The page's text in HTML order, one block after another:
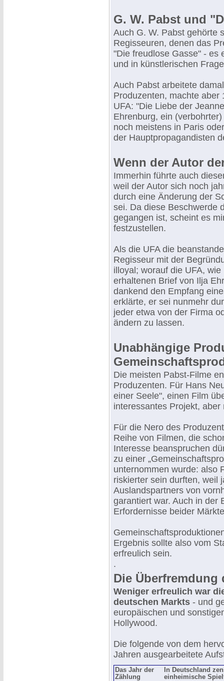
G. W. Pabst und
Auch G. W. Pabst gehörte
Regisseuren, denen das
"Die freudlose Gasse" - es
und in künstlerischen
Auch Pabst arbeitete
Produzenten, machte
UFA: "Die Liebe der
Ehrenburg, ein
noch meistens in Paris
der Hauptpropagandisten
Wenn der Autor
Immerhin führte auch
weil der Autor sich noch
durch eine Änderung der
sei. Da diese Beschwerde
gegangen ist, scheint es
festzustellen.
Als die UFA die
Regisseur mit der
illoyal; worauf die UFA,
erhaltenen Brief von Ilja
dankend den Empfang
erklärte, er sei nunmehr
jeder etwa von der Firma
ändern zu lassen.
Unabhängige
Die meisten Pabst-Filme
Produzenten. Für Hans
einer Seele", einen Film
interessantes Projekt,
Für die Nero des
Reihe von Filmen, die
Interesse beanspruchen
zu einer
unternommen wurde: also
riskierter sein durften, weil
Auslandspartners von
garantiert war. Auch in der
Erfordernisse beider
Ergebnis sollte also vom
erfreulich sein.
.
Die
Weniger erfreulich war
deutschen Markts - und
europäischen und
Hollywood.
Die folgende von dem
Jahren ausgearbeitete
Das Jahr der
Zählung
In Deutschland
einheimische